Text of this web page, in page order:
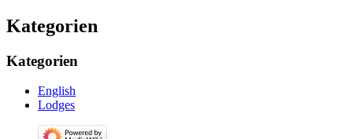
Kategorien
Kategorien
English
Lodges